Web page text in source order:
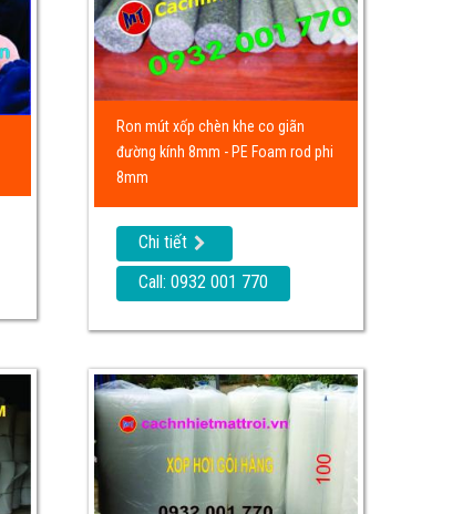
Ron mút xốp chèn khe co giãn
đường kính 8mm - PE Foam rod phi
8mm
Chi tiết
Call: 0932 001 770